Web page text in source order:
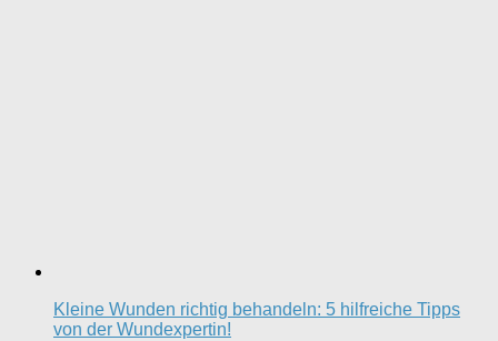
Kleine Wunden richtig behandeln: 5 hilfreiche Tipps
von der Wundexpertin!